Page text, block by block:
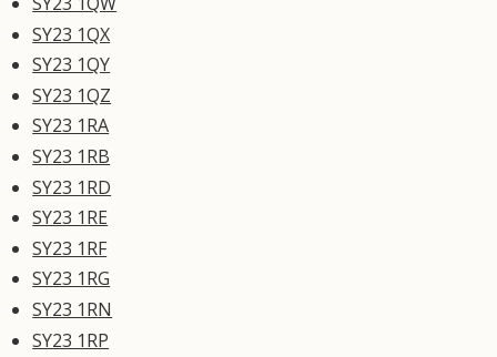
SY23 1QX
SY23 1QY
SY23 1QZ
SY23 1RA
SY23 1RB
SY23 1RD
SY23 1RE
SY23 1RF
SY23 1RG
SY23 1RN
SY23 1RP